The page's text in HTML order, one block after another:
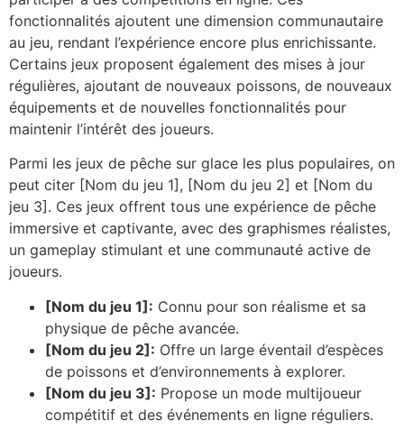
fonctionnalités ajoutent une dimension communautaire
au jeu, rendant l’expérience encore plus enrichissante.
Certains jeux proposent également des mises à jour
régulières, ajoutant de nouveaux poissons, de nouveaux
équipements et de nouvelles fonctionnalités pour
maintenir l’intérêt des joueurs.
Parmi les jeux de pêche sur glace les plus populaires, on
peut citer [Nom du jeu 1], [Nom du jeu 2] et [Nom du
jeu 3]. Ces jeux offrent tous une expérience de pêche
immersive et captivante, avec des graphismes réalistes,
un gameplay stimulant et une communauté active de
joueurs.
[Nom du jeu 1]: Connu pour son réalisme et sa
physique de pêche avancée.
[Nom du jeu 2]: Offre un large éventail d’espèces
de poissons et d’environnements à explorer.
[Nom du jeu 3]: Propose un mode multijoueur
compétitif et des événements en ligne réguliers.